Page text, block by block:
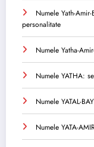
Numele Yath-
personalitate
Numele Yatha-
Numele YATHA:
Numele YATAL-
Numele YATA-